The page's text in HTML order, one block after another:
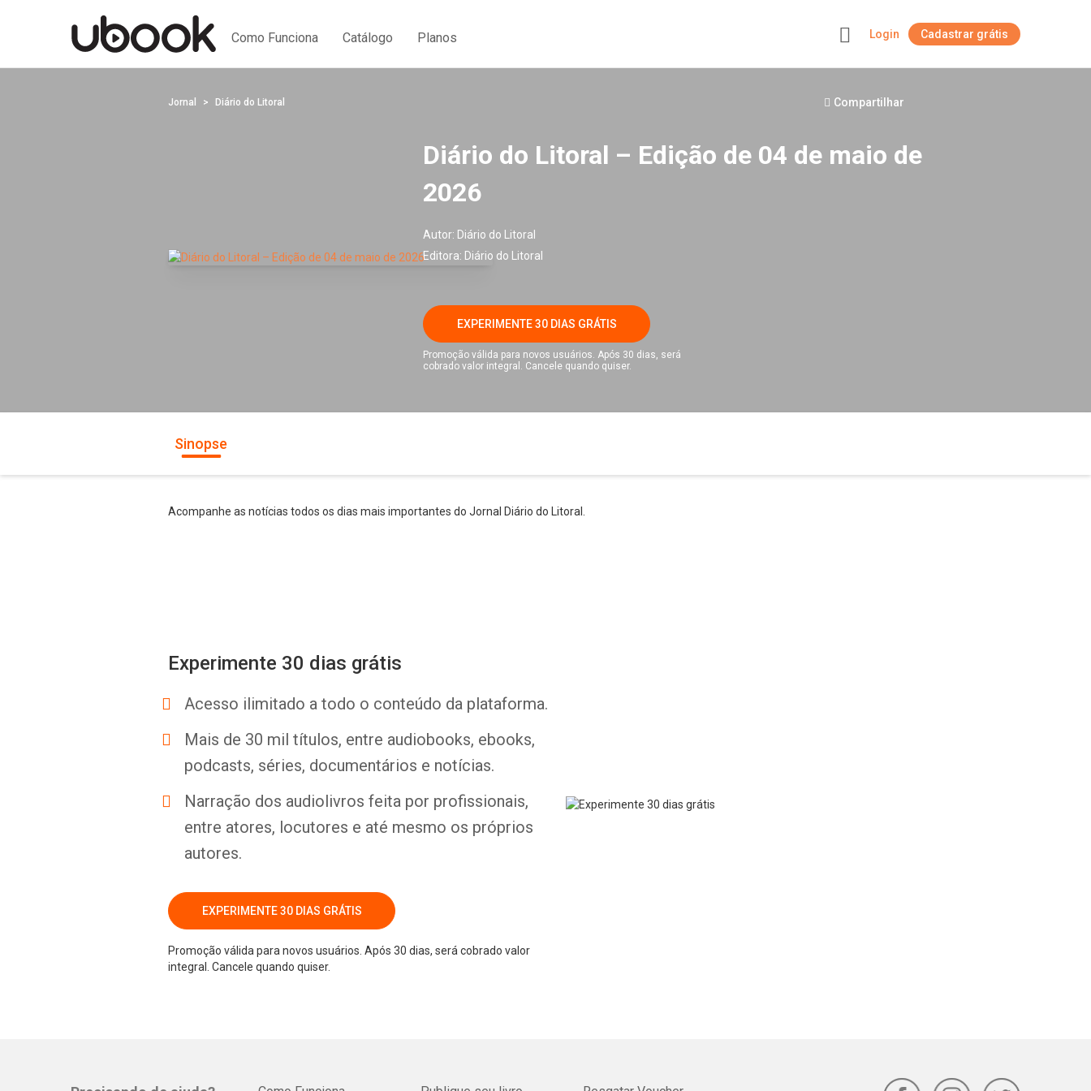
Como Funciona Catálogo Planos Login Cadastrar grátis
Jornal Diário do Litoral Compartilhar
Diário do Litoral – Edição de 04 de maio de
2026
Autor: Diário do Litoral
Editora: Diário do Litoral
EXPERIMENTE 30 DIAS GRÁTIS
Promoção válida para novos usuários. Após 30 dias, será
cobrado valor integral. Cancele quando quiser.
Sinopse
Acompanhe as notícias todos os dias mais importantes do Jornal Diário do Litoral.
Experimente 30 dias grátis
Acesso ilimitado a todo o conteúdo da plataforma.
Mais de 30 mil títulos, entre audiobooks, ebooks,
podcasts, séries, documentários e notícias.
Narração dos audiolivros feita por profissionais,
entre atores, locutores e até mesmo os próprios
autores.
EXPERIMENTE 30 DIAS GRÁTIS
Promoção válida para novos usuários. Após 30 dias, será cobrado valor
integral. Cancele quando quiser.
Whatsapp Facebook